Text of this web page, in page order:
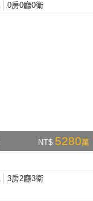
0房0廳0衛
NT$ 5280萬
3房2廳3衛